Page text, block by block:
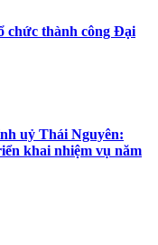
chức thành công Đại
uỷ Thái Nguyên:
khai nhiệm vụ năm